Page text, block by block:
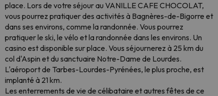
place. Lors de votre séjour au VANILLE CAFE CHOCOLAT,
vous pourrez pratiquer des activités à Bagnères-de-Bigorre et
dans ses environs, comme la randonnée. Vous pourrez
pratiquer le ski, le vélo et la randonnée dans les environs. Un
casino est disponible sur place. Vous séjournerez à 25 km du
col d'Aspin et du sanctuaire Notre-Dame de Lourdes.
L'aéroport de Tarbes-Lourdes-Pyrénées, le plus proche, est
implanté à 21 km.
Les enterrements de vie de célibataire et autres fêtes de ce